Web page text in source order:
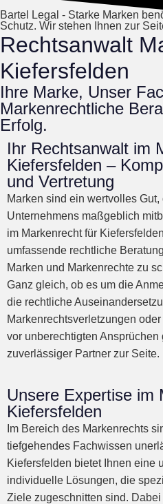
Bartel Legal - Starke Marken
Schutz. Wir stehen Ihnen zur
Rechtsanwalt
Kiefersfelden
Ihre Marke, Unser
Markenrechtliche
Erfolg.
Ihr Rechtsanwalt im
Kiefersfelden –
und Vertretung
Marken sind ein wertvolles
Unternehmens maßgeblich
im Markenrecht für
umfassende rechtliche
Marken und Markenrechte zu
Ganz gleich, ob es um die
die rechtliche
Markenrechtsverletzungen
vor unberechtigten
zuverlässiger Partner zur Seite.
Unsere Expertise im
Kiefersfelden
Im Bereich des Markenrechts
tiefgehendes Fachwissen
Kiefersfelden bietet Ihnen eine
individuelle Lösungen, die
Ziele zugeschnitten sind. Dabei